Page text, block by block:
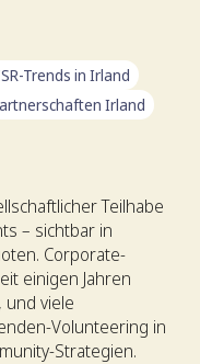
Trends in Irland
Irland
Teilhabe
– sichtbar in
Corporate-
einigen Jahren
viele
Volunteering in
Strategien.